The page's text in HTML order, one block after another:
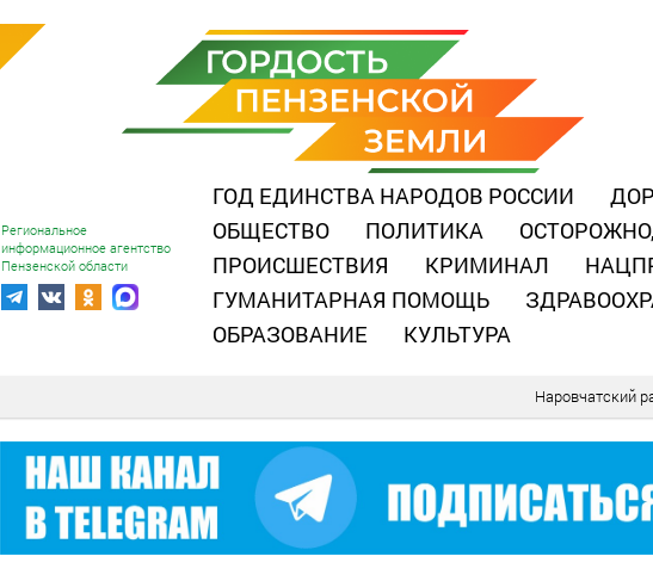
Региональное
информационное агентство
Пензенской области
ГОД ЕДИНСТВА НАРОДОВ РОССИИ
ОБЩЕСТВО
ПОЛИТИКА
ПРОИСШЕСТВИЯ
КРИМИНАЛ
ГУМАНИТАРНАЯ ПОМОЩЬ
ОБРАЗОВАНИЕ
КУЛЬТУРА
Наровчатский